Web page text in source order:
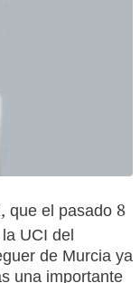
que el pasado 8
UCI del
de Murcia ya